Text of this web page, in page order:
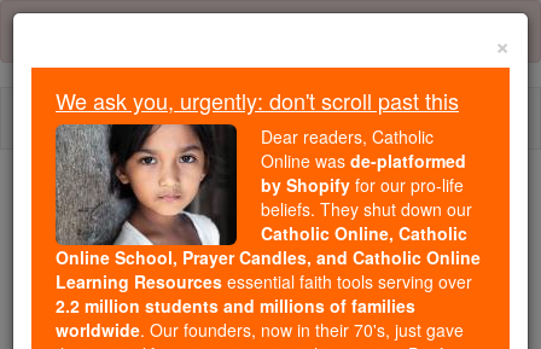
Skip
content
We ask you, urgently: don't scroll past this
Dear readers, Catholic Online
wasde-platformed by Shopify
for our pro-life beliefs. They
×
We ask you, urgently: don't scroll past this
Dear readers, Catholic
Online was de-platformed
by Shopify for our pro-life
beliefs. They shut down our
Catholic Online, Catholic
Online School, Prayer Candles, and Catholic Online
Learning Resources essential faith tools serving over
2.2 million students and millions of families
worldwide. Our founders, now in their 70's, just gave